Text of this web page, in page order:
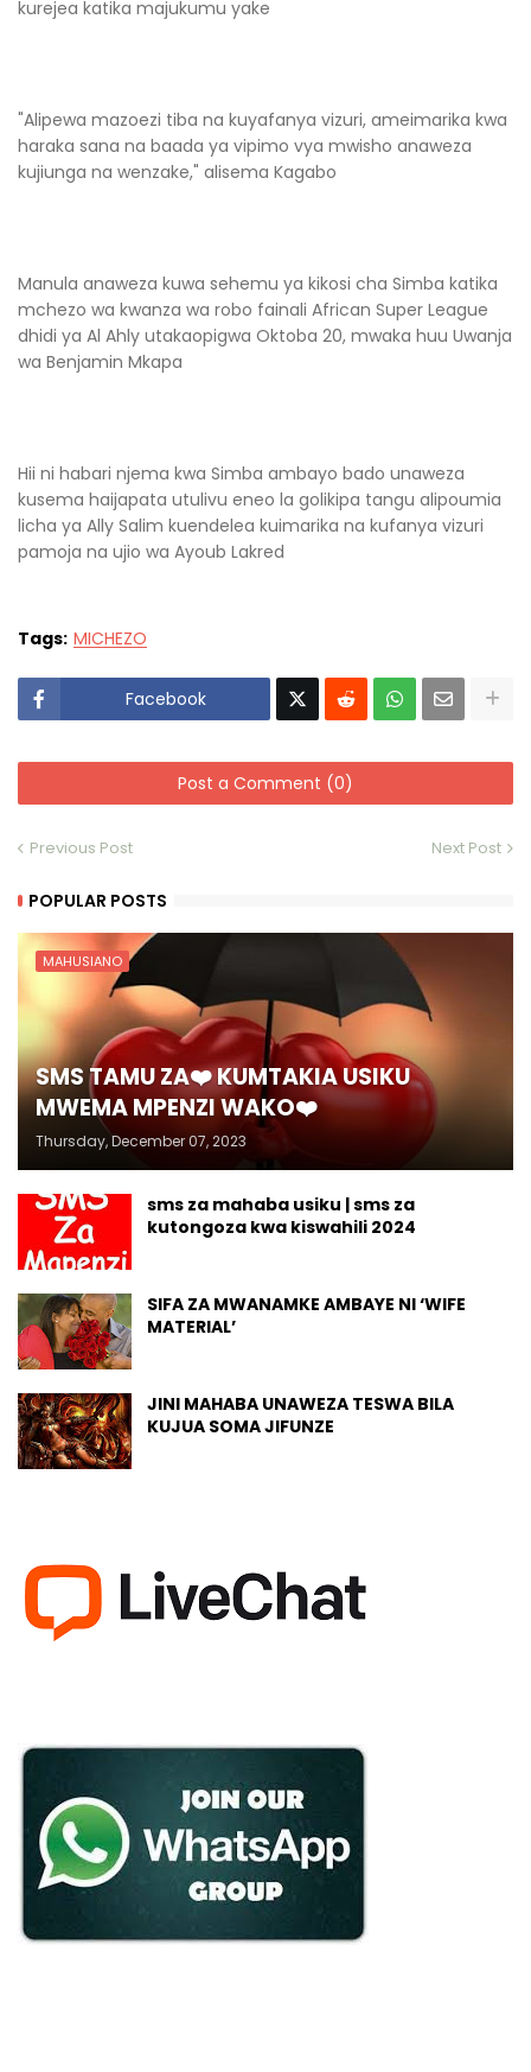
kurejea katika majukumu yake
"Alipewa mazoezi tiba na kuyafanya vizuri, ameimarika kwa
haraka sana na baada ya vipimo vya mwisho anaweza
kujiunga na wenzake," alisema Kagabo
Manula anaweza kuwa sehemu ya kikosi cha Simba katika
mchezo wa kwanza wa robo fainali African Super League
dhidi ya Al Ahly utakaopigwa Oktoba 20, mwaka huu Uwanja
wa Benjamin Mkapa
Hii ni habari njema kwa Simba ambayo bado unaweza
kusema haijapata utulivu eneo la golikipa tangu alipoumia
licha ya Ally Salim kuendelea kuimarika na kufanya vizuri
pamoja na ujio wa Ayoub Lakred
Tags: MICHEZO
Facebook
Post a Comment (0)
Previous Post Next Post
POPULAR POSTS
MAHUSIANO
SMS TAMU ZA❤️ KUMTAKIA USIKU
MWEMA MPENZI WAKO❤️
Thursday, December 07, 2023
sms za mahaba usiku | sms za
kutongoza kwa kiswahili 2024
SIFA ZA MWANAMKE AMBAYE NI ‘WIFE
MATERIAL’
JINI MAHABA UNAWEZA TESWA BILA
KUJUA SOMA JIFUNZE